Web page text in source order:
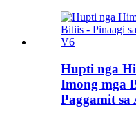
Hupti nga
Imong mga
Paggamit sa